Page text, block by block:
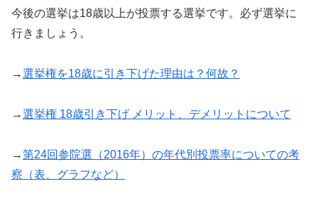
今後の選挙は18歳以上が投票する選挙です。必ず選挙に
行きましょう。
→選挙権を18歳に引き下げた理由は？何故？
→選挙権 18歳引き下げ メリット、デメリットについて
→第24回参院選（2016年）の年代別投票率についての考
察（表、グラフなど）